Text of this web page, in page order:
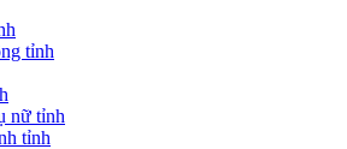
tỉnh
nữ tỉnh
tỉnh